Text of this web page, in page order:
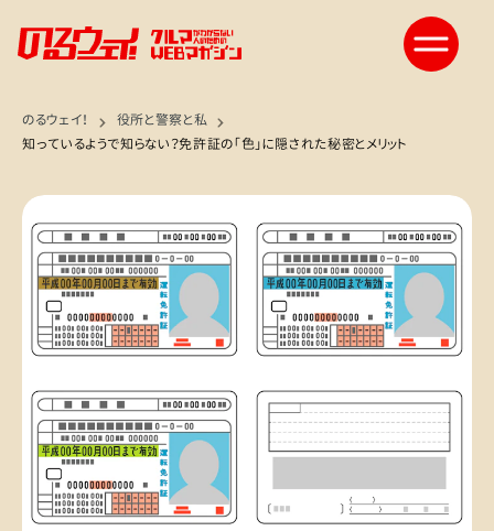
のるウェイ！
役所と警察と私
知っているようで知らない？免許証の「色」に隠された秘密とメリット